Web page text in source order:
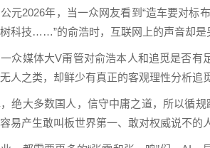
元2026年，当一众网友看到“造车要对标
科技……”的俞浩时，互联网上的声音却是
众媒体大V甭管对俞浩本人和追觅是否
人之类，却鲜少有真正的客观理性分析追
绝大多数国人，信守中庸之道，所以循
易产生敢叫板世界第一、敢对权威说不的